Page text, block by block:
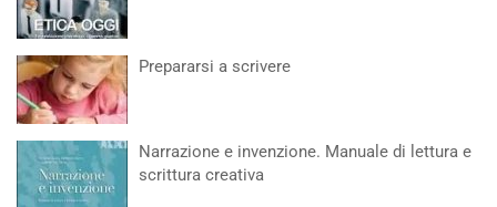
Prepararsi a scrivere
Narrazione e invenzione. Manuale di lettura e
scrittura creativa